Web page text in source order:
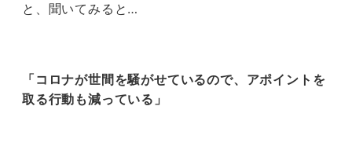
と、聞いてみると…
「コロナが世間を騒がせているので、アポイントを
取る行動も減っている」